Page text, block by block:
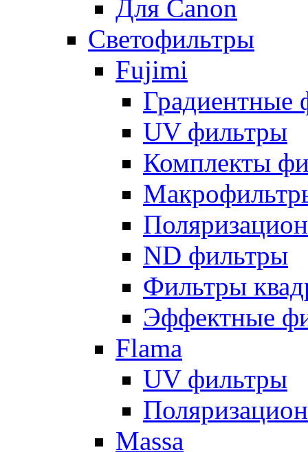
Для Canon
Светофильтры
Fujimi
Градиентные
UV фильтры
Комплекты
ND фильтры
Фильтры
Эффектные
Flama
UV фильтры
Massa